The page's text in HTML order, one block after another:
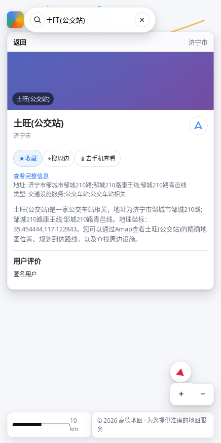
返回 济宁市
土旺(公交站)
土旺(公交站)
济宁市
★收藏 ⌖搜周边 📱 去手机查看
查看完整信息
地址: 济宁市邹城市邹城210路;邹城210路康王线;邹城210路青邑线
类型: 交通设施服务;公交车站;公交车站相关
土旺(公交站)是一家公交车站相关，地址为济宁市邹城市邹城210路;
邹城210路康王线;邹城210路青邑线。地理坐标：
35.454444,117.122843。您可以通过Amap查看土旺(公交站)的精确地
图位置、规划到达路线，以及查找周边设施。
用户评价
匿名用户
+ −
10
km
© 2026 高德地图 · 为您提供准确的地图服
务